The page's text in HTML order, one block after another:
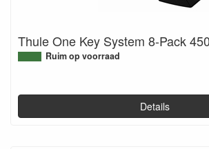
Thule One Key System 8-Pack
Ruim op voorraad
Details